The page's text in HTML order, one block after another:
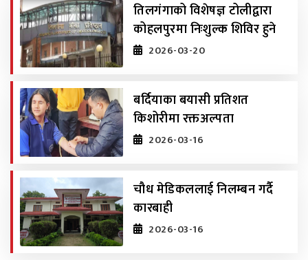
तिलगंगाको विशेषज्ञ टोलीद्वारा
कोहलपुरमा निःशुल्क शिविर हुने
2026-03-20
बर्दियाका बयासी प्रतिशत
किशोरीमा रक्तअल्पता
2026-03-16
चौध मेडिकललाई निलम्बन गर्दै
कारबाही
2026-03-16